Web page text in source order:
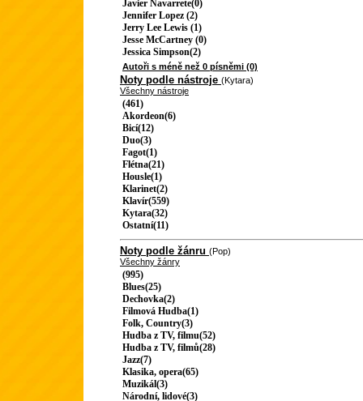
Javier Navarrete(0)
Jennifer Lopez (2)
Jerry Lee Lewis (1)
Jesse McCartney (0)
Jessica Simpson(2)
Autoři s méně než 0 písněmi (0)
Noty podle nástroje (Kytara)
Všechny nástroje
(461)
Akordeon(6)
Bicí(12)
Duo(3)
Fagot(1)
Flétna(21)
Housle(1)
Klarinet(2)
Klavír(559)
Kytara(32)
Ostatní(11)
Noty podle žánru (Pop)
Všechny žánry
(995)
Blues(25)
Dechovka(2)
Filmová Hudba(1)
Folk, Country(3)
Hudba z TV, filmu(52)
Hudba z TV, filmů(28)
Jazz(7)
Klasika, opera(65)
Muzikál(3)
Národní, lidové(3)